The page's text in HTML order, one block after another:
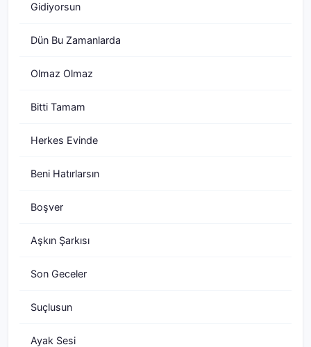
Gidiyorsun
Dün Bu Zamanlarda
Olmaz Olmaz
Bitti Tamam
Herkes Evinde
Beni Hatırlarsın
Boşver
Aşkın Şarkısı
Son Geceler
Suçlusun
Ayak Sesi